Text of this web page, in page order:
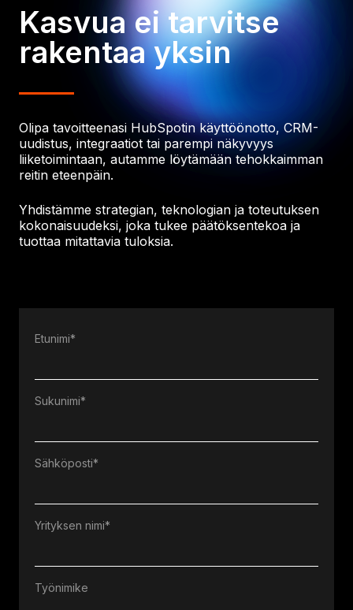
Kasvua ei tarvitse
rakentaa yksin
Olipa tavoitteenasi HubSpotin käyttöönotto, CRM-
uudistus, integraatiot tai parempi näkyvyys
liiketoimintaan, autamme löytämään tehokkaimman
reitin eteenpäin.
Yhdistämme strategian, teknologian ja toteutuksen
kokonaisuudeksi, joka tukee päätöksentekoa ja
tuottaa mitattavia tuloksia.
Etunimi*
Sukunimi*
Sähköposti*
Yrityksen nimi*
Työnimike